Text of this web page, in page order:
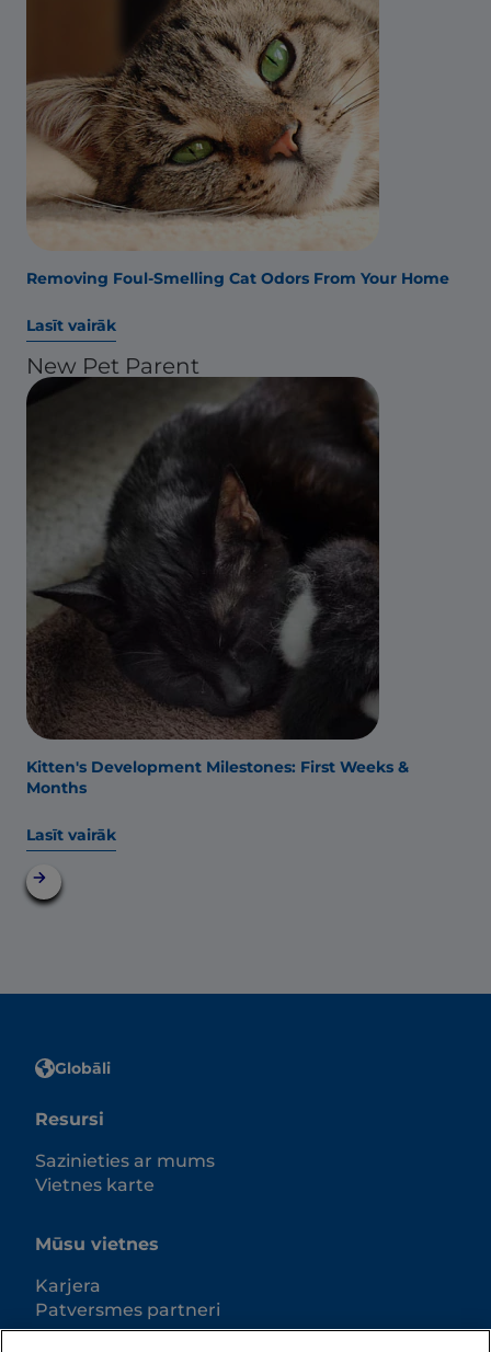
Removing Foul-Smelling Cat Odors From Your Home
Lasīt vairāk
New Pet Parent
Kitten's Development Milestones: First Weeks &
Months
Lasīt vairāk
Globāli
Resursi
Sazinieties ar mums
Vietnes karte
Mūsu vietnes
Karjera
Patversmes partneri